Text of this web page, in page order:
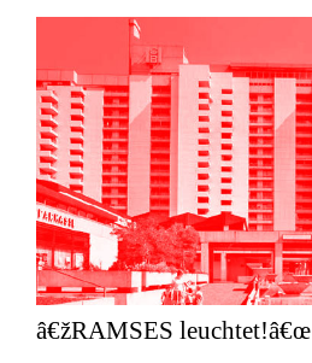
â€žRAMSES leuchtet!â€œ